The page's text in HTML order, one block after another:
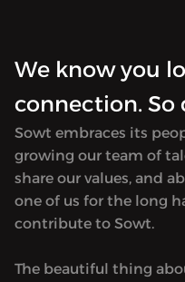
We know you
connection. So
Sowt embraces its
growing our team of
share our values, and
one of us for the long
contribute to Sowt.
The beautiful thing